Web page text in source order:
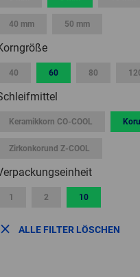
40 mm 50 mm
40 60 80
Keramikkorn CO-COOL
Zirkonkorund Z-COOL
1 2 10
ALLE FILTER LÖSCHEN